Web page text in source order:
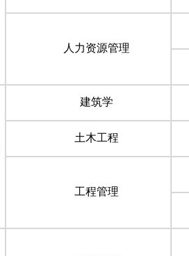
人力资源管理
建筑学
土木工程
工程管理